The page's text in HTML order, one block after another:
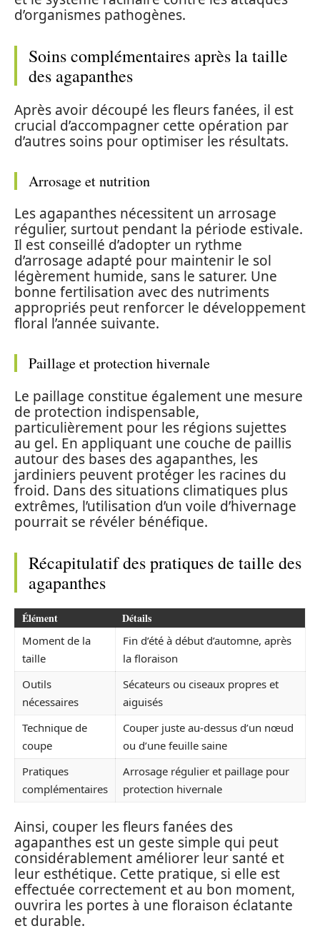
d’organismes pathogènes.
Soins complémentaires après la taille
des agapanthes
Après avoir découpé les fleurs fanées, il est
crucial d’accompagner cette opération par
d’autres soins pour optimiser les résultats.
Arrosage et nutrition
Les agapanthes nécessitent un arrosage
régulier, surtout pendant la période estivale.
Il est conseillé d’adopter un rythme
d’arrosage adapté pour maintenir le sol
légèrement humide, sans le saturer. Une
bonne fertilisation avec des nutriments
appropriés peut renforcer le développement
floral l’année suivante.
Paillage et protection hivernale
Le paillage constitue également une mesure
de protection indispensable,
particulièrement pour les régions sujettes
au gel. En appliquant une couche de paillis
autour des bases des agapanthes, les
jardiniers peuvent protéger les racines du
froid. Dans des situations climatiques plus
extrêmes, l’utilisation d’un voile d’hivernage
pourrait se révéler bénéfique.
Récapitulatif des pratiques de taille des
agapanthes
Élément Détails
Moment de la
taille
Fin d’été à début d’automne, après
la floraison
Outils
nécessaires
Sécateurs ou ciseaux propres et
aiguisés
Technique de
coupe
Couper juste au-dessus d’un nœud
ou d’une feuille saine
Pratiques
complémentaires
Arrosage régulier et paillage pour
protection hivernale
Ainsi, couper les fleurs fanées des
agapanthes est un geste simple qui peut
considérablement améliorer leur santé et
leur esthétique. Cette pratique, si elle est
effectuée correctement et au bon moment,
ouvrira les portes à une floraison éclatante
et durable.